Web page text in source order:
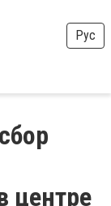
Рус
центре